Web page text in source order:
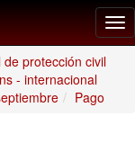
protección civil
- internacional
Pago